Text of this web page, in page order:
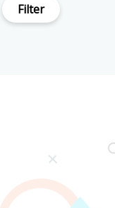
Filter